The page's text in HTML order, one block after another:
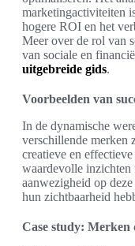
marketingactiviteiten
hogere ROI en het
Meer over de rol van
van sociale en
uitgebreide gids.
Voorbeelden van
In de dynamische
verschillende merken
creatieve en
waardevolle inzichten
aanwezigheid op
hun zichtbaarheid
Case study: Merken